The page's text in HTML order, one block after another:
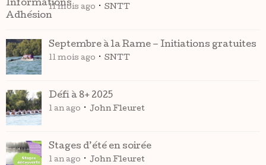
11 mois ago SNTT
Septembre à la Rame – Initiations gratuites
11 mois ago SNTT
Défi à 8+ 2025
1 an ago John Fleuret
Stages d’été en soirée
1 an ago John Fleuret